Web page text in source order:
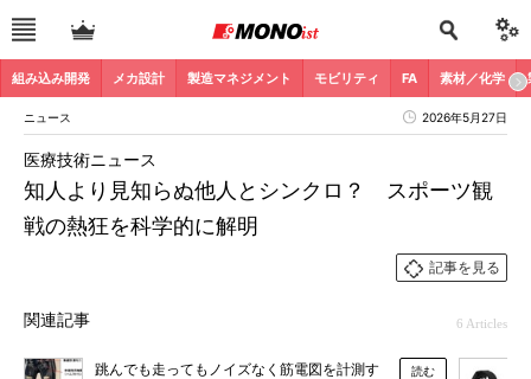
組み込み開発 メカ設計 製造マネジメント モビリティ FA 素材／化学
ニュース 2026年5月27日
知人より見知らぬ他人とシンクロ？ スポーツ観
戦の熱狂を科学的に解明
医療技術ニュース
記事を見る
関連記事 6 Articles
跳んでも走ってもノイズなく筋電図を計測す
読む